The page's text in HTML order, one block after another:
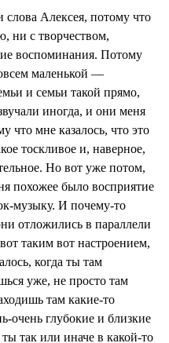
Алексея, потому что
ни с творчеством,
воспоминания. Потому
маленькой —
и семьи такой прямо,
иногда, и они меня
что мне казалось, что это
тоскливое и, наверное,
Но вот уже потом,
похожее было восприятие
музыку. И почему-то
отложились в параллели
таким вот настроением,
когда ты там
уже, не просто там
там какие-то
очень глубокие и близкие
так или иначе в какой-то